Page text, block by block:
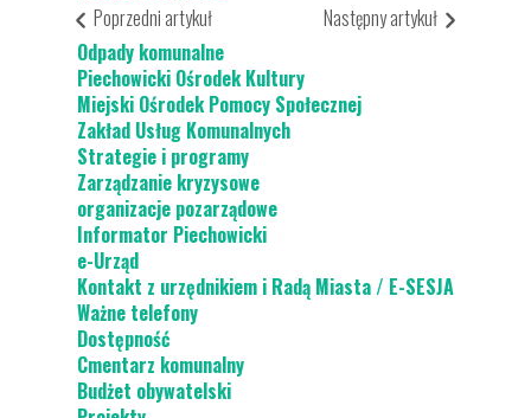
Odpady komunalne
Piechowicki Ośrodek Kultury
Miejski Ośrodek Pomocy Społecznej
Zakład Usług Komunalnych
Strategie i programy
Zarządzanie kryzysowe
organizacje pozarządowe
Informator Piechowicki
e-Urząd
Kontakt z urzędnikiem i Radą Miasta / E-SESJA
Ważne telefony
Dostępność
Cmentarz komunalny
Budżet obywatelski
Poprzedni artykuł Następny artykuł